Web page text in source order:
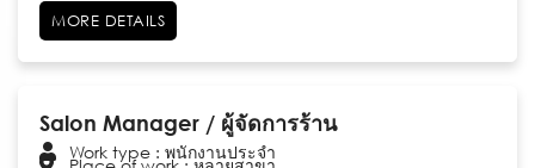
MORE DETAILS
Salon Manager / ผู้จัดการร้าน
Work type : พนักงานประจำ